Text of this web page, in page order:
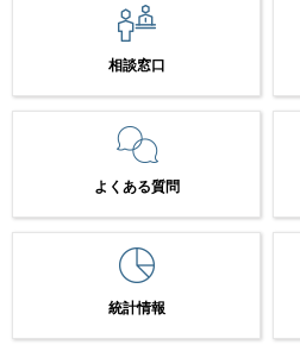
相談窓口
よくある質問
統計情報